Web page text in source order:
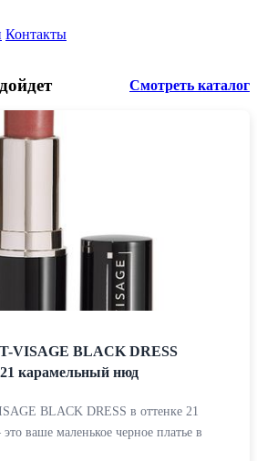
Контакты
Смотреть каталог
VISAGE BLACK DRESS
карамельный нюд
BLACK DRESS в оттенке 21
ваше маленькое черное платье в